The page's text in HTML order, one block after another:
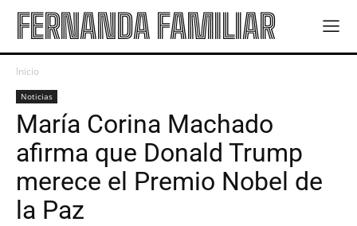
FERNANDA FAMILIAR
Inicio
Noticias
María Corina Machado
afirma que Donald Trump
merece el Premio Nobel de
la Paz